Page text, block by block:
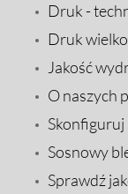
Druk -
Druk
Jakość
O naszych
Sosnowy
Sprawdź